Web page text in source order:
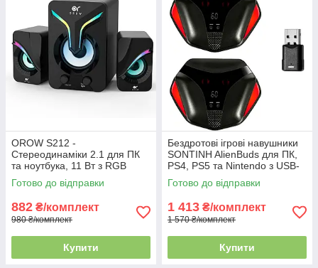
OROW S212 -
Стереодинаміки 2.1 для ПК
та ноутбука, 11 Вт з RGB
підсвіткою, регулювання
гучності, 3,5 мм Aux,
Готово до відправки
882 ₴/комплект
980 ₴/комплект
Купити
Бездротові ігрові навушники
SONTINH AlienBuds для ПК,
PS4, PS5 та Nintendo з USB-
адаптером, багатоточкове
підключення, 2 комплекти
Готово до відправки
1 413 ₴/комплект
1 570 ₴/комплект
Купити